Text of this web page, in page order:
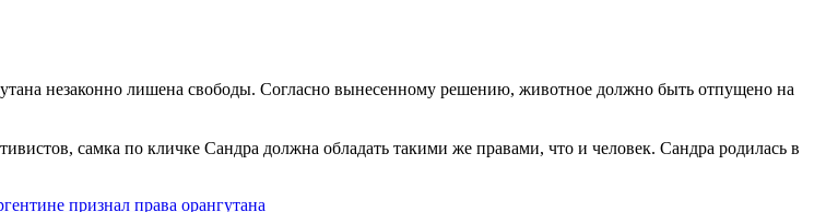
незаконно лишена свободы. Согласно вынесенному решению, животное должно быть отпущено на
самка по кличке Сандра должна обладать такими же правами, что и человек. Сандра родилась в